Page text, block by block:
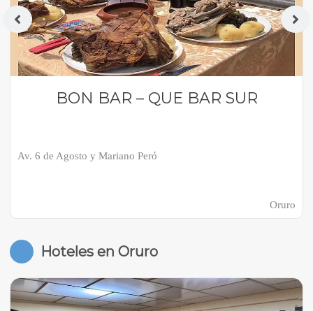
BON BAR – QUE BAR SUR
Av. 6 de Agosto y Mariano Peró
Oruro
Hoteles en Oruro